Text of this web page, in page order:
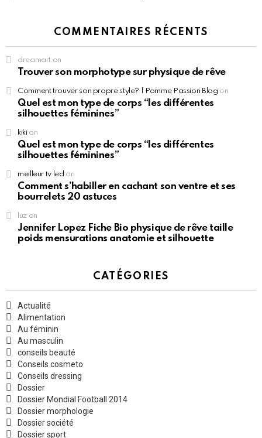
COMMENTAIRES RÉCENTS
dreamart on
Trouver son morphotype sur physique de rêve
Comment trouver son propre style? | Pomme Passion Blog on
Quel est mon type de corps “les différentes
silhouettes féminines”
kikion
Quel est mon type de corps “les différentes
silhouettes féminines”
meilleur tv led on
Comment s’habiller en cachant son ventre et ses
bourrelets 20 astuces
luzon
Jennifer Lopez Fiche Bio physique de rêve taille
poids mensurations anatomie et silhouette
CATÉGORIES
Actualité
Alimentation
Au féminin
Au masculin
conseils beauté
Conseils cosmeto
Conseils dressing
Dossier
Dossier Mondial Football 2014
Dossier morphologie
Dossier société
Dossier sport